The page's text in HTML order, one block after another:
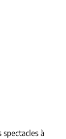
spectacles à